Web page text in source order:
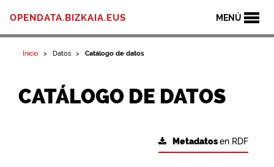
MENÚ
OPENDATA.BIZKAIA.EUS
Inicio Datos Catálogo de datos
CATÁLOGO DE DATOS
Metadatosen RDF